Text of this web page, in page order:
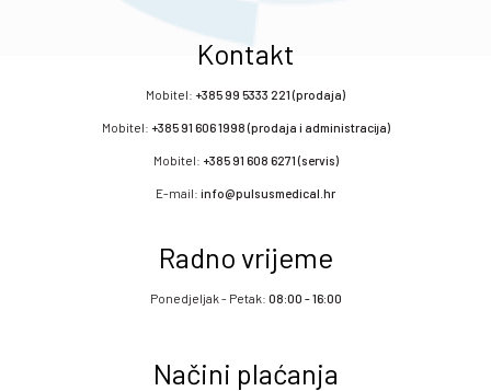
Kontakt
Mobitel: +385 99 5333 221 (prodaja)
Mobitel: +385 91 606 1998 (prodaja i administracija)
Mobitel: +385 91 608 6271 (servis)
E-mail: info@pulsusmedical.hr
Radno vrijeme
Ponedjeljak - Petak: 08:00 - 16:00
Načini plaćanja